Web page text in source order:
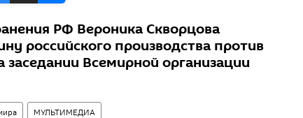
РФ Вероника Скворцова
российского производства против
заседании Всемирной организации
МУЛЬТИМЕДИА